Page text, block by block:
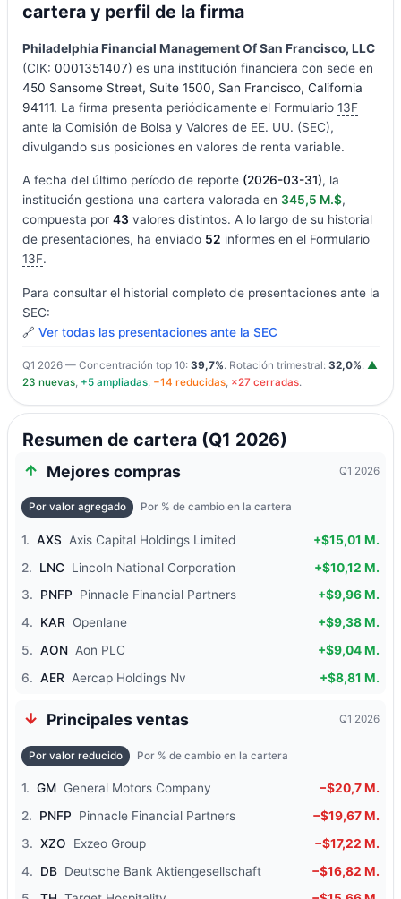
cartera y perfil de la firma
Philadelphia Financial Management Of San Francisco, LLC
(CIK: 0001351407) es una institución financiera con sede en
450 Sansome Street, Suite 1500, San Francisco, California
94111. La firma presenta periódicamente el Formulario 13F
ante la Comisión de Bolsa y Valores de EE. UU. (SEC),
divulgando sus posiciones en valores de renta variable.
A fecha del último período de reporte (2026-03-31), la
institución gestiona una cartera valorada en 345,5 M.$,
compuesta por 43 valores distintos. A lo largo de su historial
de presentaciones, ha enviado 52 informes en el Formulario
13F.
Para consultar el historial completo de presentaciones ante la
SEC:
🔗 Ver todas las presentaciones ante la SEC
Q1 2026 — Concentración top 10: 39,7%. Rotación trimestral: 32,0%. ▲
23 nuevas, +5 ampliadas, −14 reducidas, ×27 cerradas.
Resumen de cartera (Q1 2026)
Mejores compras Q1 2026
Por valor agregado Por % de cambio en la cartera
1. AXS Axis Capital Holdings Limited
+$15,01 M.
2.
LNC Lincoln National Corporation
+$10,12 M.
3.
PNFP Pinnacle Financial Partners
+$9,96 M.
4.
KAR Openlane
+$9,38 M.
5. AON Aon PLC
+$9,04 M.
6. AER Aercap Holdings Nv +$8,81 M.
Principales ventas Q1 2026
Por valor reducido Por % de cambio en la cartera
1. GM General Motors Company
−$20,7 M.
2.
PNFP Pinnacle Financial Partners
−$19,67 M.
3. XZO Exzeo Group
−$17,22 M.
4.
DB Deutsche Bank Aktiengesellschaft
−$16,82 M.